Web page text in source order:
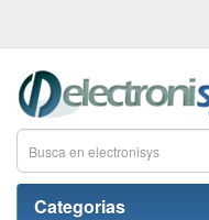
Categorias